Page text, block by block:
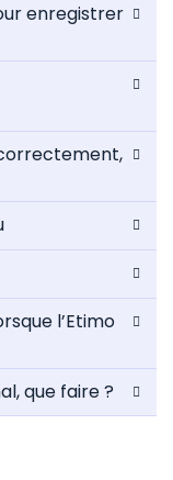
enregistrer
l’Etimo
que faire ?